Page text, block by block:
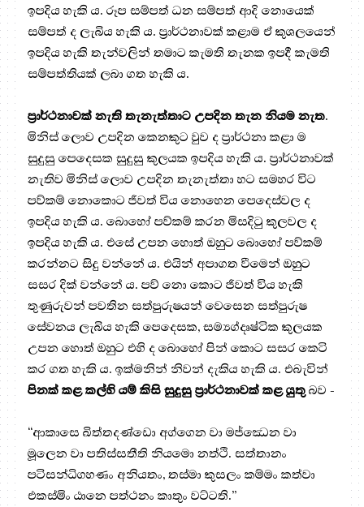
ඉපදිය හැකි ය. රූප සම්පත් ධන සම්පත් ආදි නොයෙක්
සම්පත් ද ලැබිය හැකි ය. ප්‍රාර්ථනාවක් කළාම ඒ කුශලයෙන්
ඉපදිය හැකි තැන්වලින් තමාට කැමති තැනක ඉපදී කැමති
සම්පත්තියක් ලබා ගත හැකි ය.
ප්‍රාර්ථනාවක් නැති තැනැත්තාට උපදින තැන නියම නැත.
මිනිස් ලොව උපදින කෙනකුට වුව ද ප්‍රාර්ථනා කළා ම
සුදුසු පෙදෙසක සුදුසු කුලයක ඉපදිය හැකි ය. ප්‍රාර්ථනාවක්
නැතිව මිනිස් ලොව උපදින තැනැත්තා හට සමහර විට
පව්කම් නොකොට ජීවත් විය නොහෙන පෙදෙස්වල ද
ඉපදිය හැකි ය. බොහෝ පව්කම් කරන මිසදිටු කුලවල ද
ඉපදිය හැකි ය. එසේ උපන හොත් ඔහුට බොහෝ පව්කම්
කරන්නට සිදු වන්නේ ය. එයින් අපාගත වීමෙන් ඔහුට
සසර දික් වන්නේ ය. පව් නො කොට ජීවත් විය හැකි
තුණුරුවන් පවතින සත්පුරුෂයන් වෙසෙන සත්පුරුෂ
සේවනය ලැබිය හැකි පෙදෙසක, සම්‍යග්දෘෂ්ටික කුලයක
උපන හොත් ඔහුට එහි ද බොහෝ පින් කොට සසර කෙටි
කර ගත හැකි ය. ඉක්මනින් නිවන් දැකිය හැකි ය. එබැවින්
පිනක් කළ කල්හි යම් කිසි සුදුසු ප්‍රාර්ථනාවක් කළ යුතුබව -
“ආකාසෙ ඛිත්තදණ්ඩො අග්ගෙන වා මජ්ඣෙන වා
මූලෙන වා පතිස්සතීති නියමො නත්ථි. සත්තානං
පටිසන්ධිගහණං අනියතං, තස්මා කුසලං කම්මං කත්වා
එකස්මිං ඨානෙ පත්ථනං කාතුං වට්ටති.”